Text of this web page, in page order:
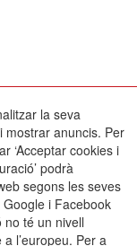
01/10/2016
la seva
mostrar anuncis. Per
‘Acceptar cookies i
podrà
segons les seves
i Facebook
no té un nivell
l’europeu. Per a